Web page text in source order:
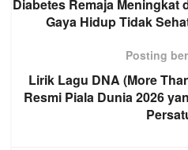
Diabetes Remaja Meningkat
Gaya Hidup Tidak
Posting
Lirik Lagu DNA (More
Resmi Piala Dunia 2026